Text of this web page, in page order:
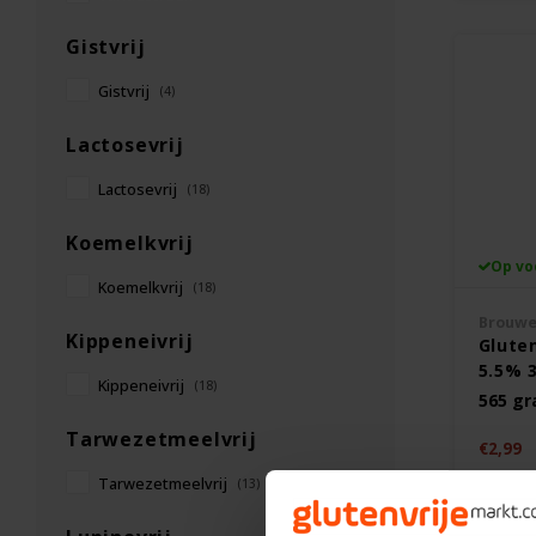
Gistvrij
Gistvrij (4)
Lactosevrij
Lactosevrij (18)
Koemelkvrij
Koemelkvrij (18)
Kippeneivrij
Kippeneivrij (18)
Tarwezetmeelvrij
Tarwezetmeelvrij (13)
Op
5.5%
565
€2,99